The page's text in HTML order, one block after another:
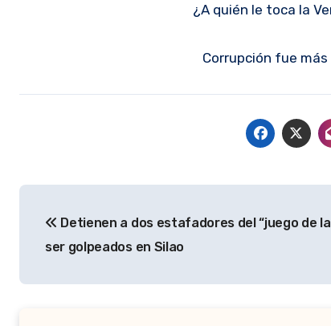
¿A quién le toca la
Corrupción fue más
de
Detienen a dos estafadores del “juego de
ser golpeados en Silao